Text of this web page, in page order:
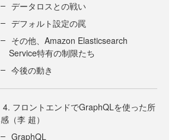
データロスとの戦い
デフォルト設定の罠
その他、Amazon Elasticsearch
Service特有の制限たち
今後の動き
4. フロントエンドでGraphQLを使った所
感（李 超）
GraphQL